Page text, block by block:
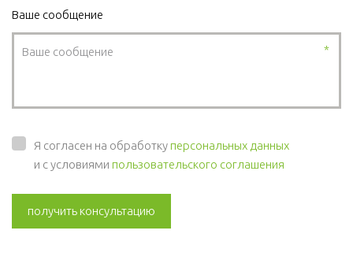
Ваше сообщение
*
Я согласен на обработкуперсональных данных
и с условиями пользовательского соглашения
получить консультацию